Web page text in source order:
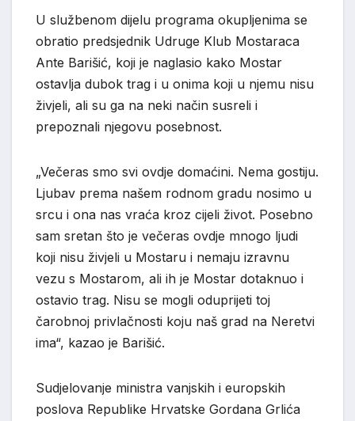
U službenom dijelu programa okupljenima se
obratio predsjednik Udruge Klub Mostaraca
Ante Barišić, koji je naglasio kako Mostar
ostavlja dubok trag i u onima koji u njemu nisu
živjeli, ali su ga na neki način susreli i
prepoznali njegovu posebnost.
„Večeras smo svi ovdje domaćini. Nema gostiju.
Ljubav prema našem rodnom gradu nosimo u
srcu i ona nas vraća kroz cijeli život. Posebno
sam sretan što je večeras ovdje mnogo ljudi
koji nisu živjeli u Mostaru i nemaju izravnu
vezu s Mostarom, ali ih je Mostar dotaknuo i
ostavio trag. Nisu se mogli oduprijeti toj
čarobnoj privlačnosti koju naš grad na Neretvi
ima“, kazao je Barišić.
Sudjelovanje ministra vanjskih i europskih
poslova Republike Hrvatske Gordana Grlića